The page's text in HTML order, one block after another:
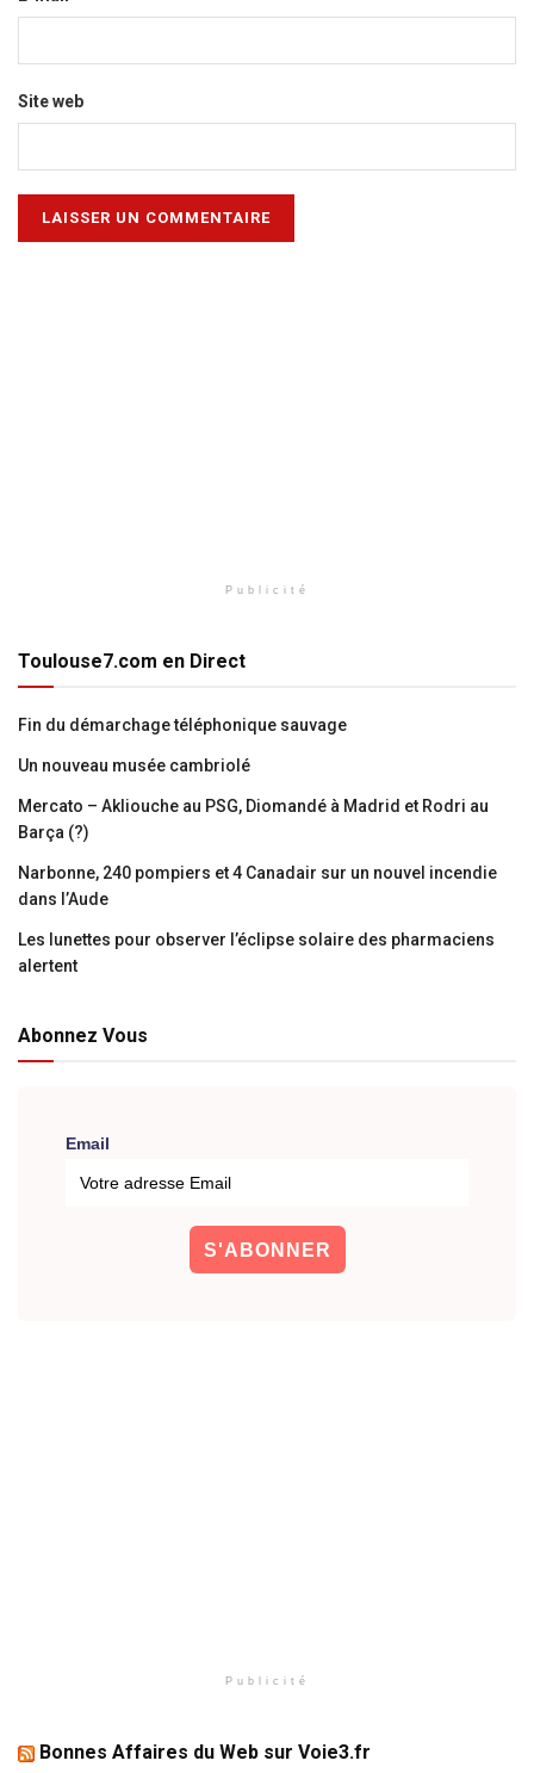
Site web
Publicité
Toulouse7.com en Direct
Fin du démarchage téléphonique sauvage
Un nouveau musée cambriolé
Mercato – Akliouche au PSG, Diomandé à Madrid et Rodri au
Barça (?)
Narbonne, 240 pompiers et 4 Canadair sur un nouvel incendie
dans l’Aude
Les lunettes pour observer l’éclipse solaire des pharmaciens
alertent
Abonnez Vous
Email
Publicité
Bonnes Affaires du Web sur Voie3.fr